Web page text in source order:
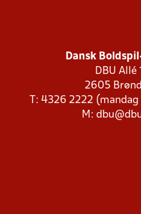
Dansk
DBU Allé
2605
T: 4326 2222
M: